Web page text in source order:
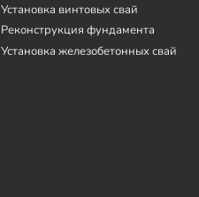
Установка винтовых свай
Реконструкция фундамента
Установка железобетонных свай